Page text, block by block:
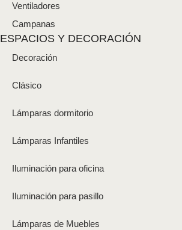
Ventiladores
Campanas
ESPACIOS Y DECORACIÓN
Decoración
Clásico
Lámparas dormitorio
Lámparas Infantiles
Iluminación para oficina
Iluminación para pasillo
Lámparas de Muebles